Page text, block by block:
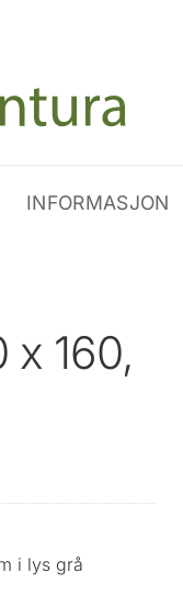
INFORMASJON
x 160,
i lys grå